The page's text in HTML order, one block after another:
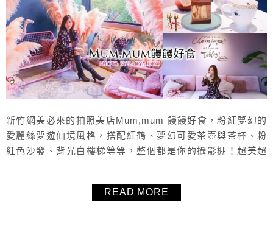
新竹網美必來的拍照美店Mum,mum 饅饅好食，粉紅夢幻的
愛麗絲夢遊仙境風格，搭配紅鶴、夢幻可愛茶壺與茶杯、粉
紅色沙發、背光白樓梯等等，整個都是你的攝影棚！超美超
READ MORE